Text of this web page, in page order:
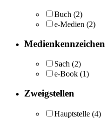
Buch (2)
e-Medien (2)
Medienkennzeichen
Sach (2)
e-Book (1)
Zweigstellen
Hauptstelle (4)